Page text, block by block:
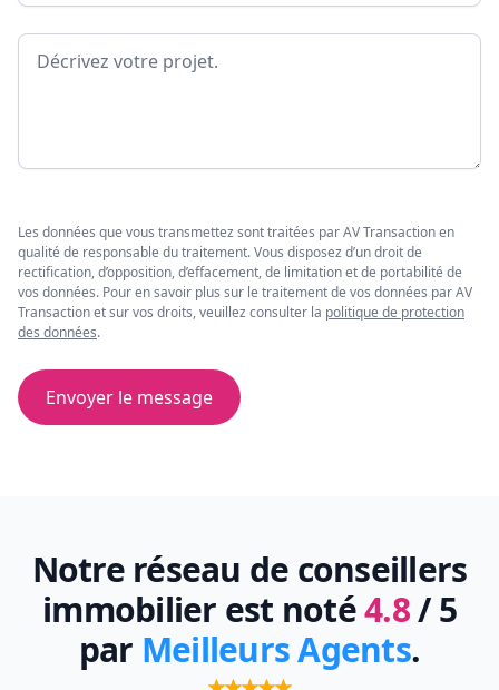
Message
Les données que vous transmettez sont traitées par AV Transaction en
qualité de responsable du traitement. Vous disposez d’un droit de
rectification, d’opposition, d’effacement, de limitation et de portabilité de
vos données. Pour en savoir plus sur le traitement de vos données par AV
Transaction et sur vos droits, veuillez consulter la politique de protection
des données.
Envoyer le message
Notre réseau de conseillers
immobilier est noté4.8/ 5
par Meilleurs Agents.